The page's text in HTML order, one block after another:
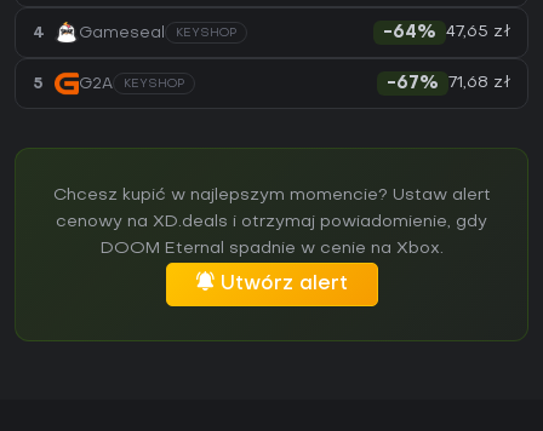
4 Gameseal KEYSHOP -64% 47,65 zł
5 G2A KEYSHOP -67% 71,68 zł
Chcesz kupić w najlepszym momencie? Ustaw alert
cenowy na XD.deals i otrzymaj powiadomienie, gdy
DOOM Eternal spadnie w cenie na Xbox.
Utwórz alert